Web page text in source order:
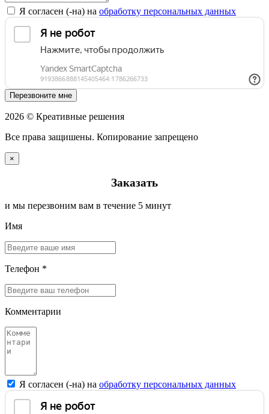
Я согласен (-на) на обработку персональных данных
Перезвоните мне
2026 © Креативные решения
Все права защишены. Копирование запрещено
×
Заказать
и мы перезвоним вам в течение 5 минут
Имя
Телефон *
Комментарии
Я согласен (-на) на обработку персональных данных